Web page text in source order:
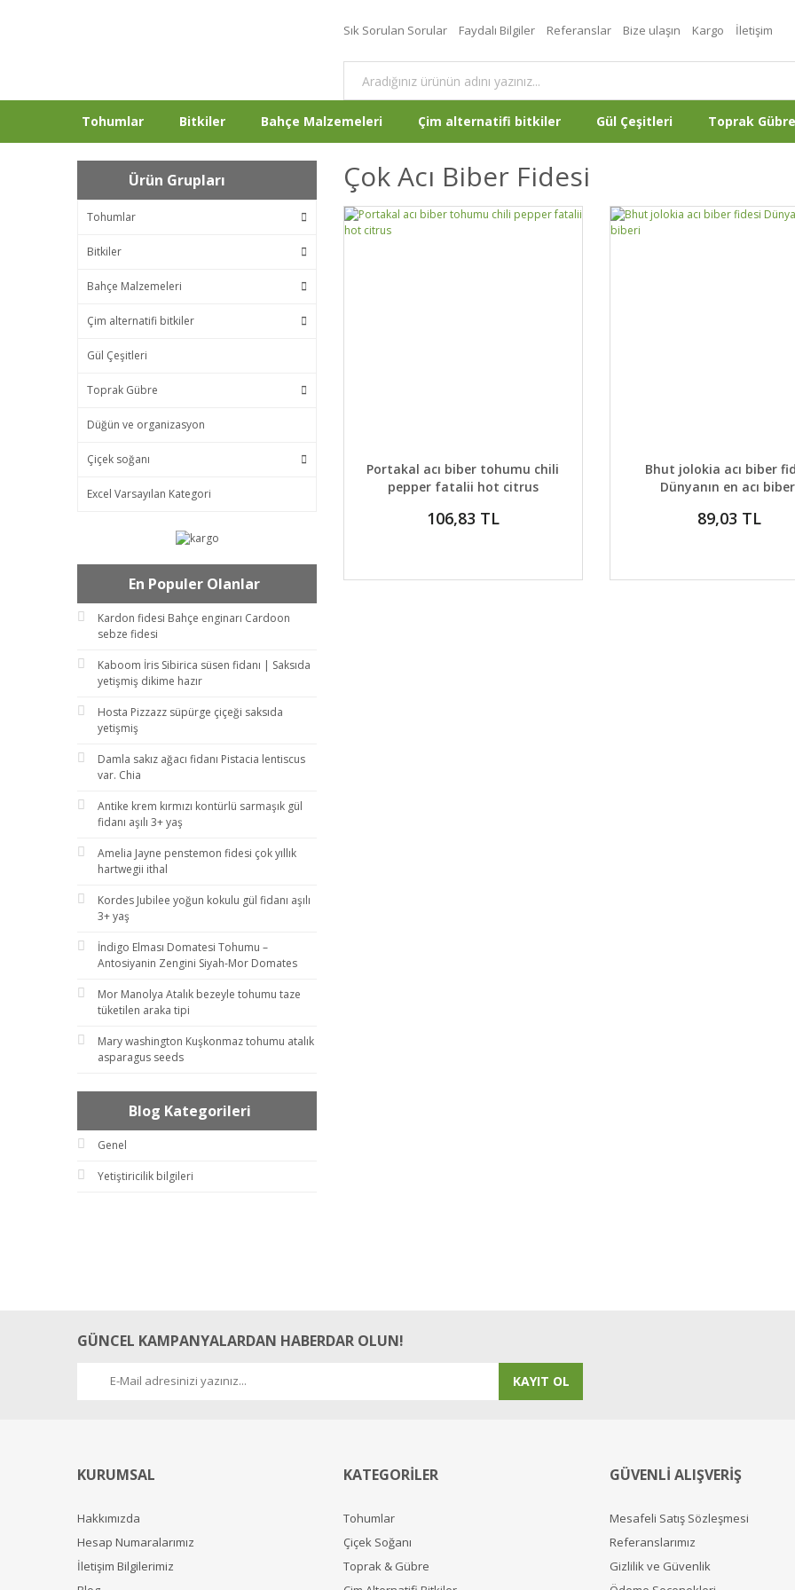
Sık Sorulan Sorular Faydalı Bilgiler Referanslar Bize ulaşın Kargo İletişim
Tohumlar Bitkiler Bahçe Malzemeleri Çim alternatifi bitkiler Gül Çeşitleri Toprak Gübre
Ürün Grupları
Tohumlar
Bitkiler
Bahçe Malzemeleri
Çim alternatifi bitkiler
Gül Çeşitleri
Toprak Gübre
Düğün ve organizasyon
Çiçek soğanı
Excel Varsayılan Kategori
En Populer Olanlar
Kardon fidesi Bahçe enginarı Cardoon
sebze fidesi
Kaboom İris Sibirica süsen fidanı | Saksıda
yetişmiş dikime hazır
Hosta Pizzazz süpürge çiçeği saksıda
yetişmiş
Damla sakız ağacı fidanı Pistacia lentiscus
var. Chia
Antike krem kırmızı kontürlü sarmaşık gül
fidanı aşılı 3+ yaş
Amelia Jayne penstemon fidesi çok yıllık
hartwegii ithal
Kordes Jubilee yoğun kokulu gül fidanı aşılı
3+ yaş
İndigo Elması Domatesi Tohumu –
Antosiyanin Zengini Siyah-Mor Domates
Mor Manolya Atalık bezeyle tohumu taze
tüketilen araka tipi
Mary washington Kuşkonmaz tohumu atalık
asparagus seeds
Blog Kategorileri
Genel
Yetiştiricilik bilgileri
Çok Acı Biber Fidesi
DETAYLAR GELİNCE HABER VER
Portakal acı biber tohumu chili
pepper fatalii hot citrus
106,83 TL
DETAYLAR GELİNCE
Bhut jolokia acı biber
Dünyanın en acı
89,03 TL
GÜNCEL KAMPANYALARDAN HABERDAR OLUN!
KAYIT OL
KURUMSAL
Hakkımızda
Hesap Numaralarımız
İletişim Bilgilerimiz
KATEGORİLER
Tohumlar
Çiçek Soğanı
Toprak & Gübre
GÜVENLİ ALIŞVERİŞ
Mesafeli Satış Sözleşmesi
Referanslarımız
Gizlilik ve Güvenlik